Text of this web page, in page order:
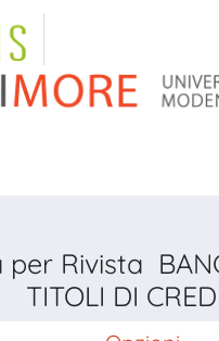
per Rivista
TITOLI DI